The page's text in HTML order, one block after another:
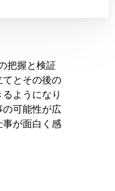
把握と検証
とその後の
ようになり
の可能性が広
が面白く感